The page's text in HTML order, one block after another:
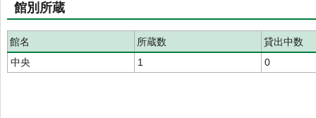
館別所蔵
館名 所蔵数
貸出中数
中央
1 0